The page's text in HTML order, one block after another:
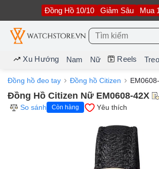
nội
dung
Đồng Hồ 10/10 Giảm Sâu Mua
Tìm
kiếm:
Xu Hướng Nam Nữ Reels
Đồng hồ đeo tay Đồng hồ Citizen
Đồng Hồ Citizen Nữ EM0608-42X
So sánh
Còn hàng Yêu thích